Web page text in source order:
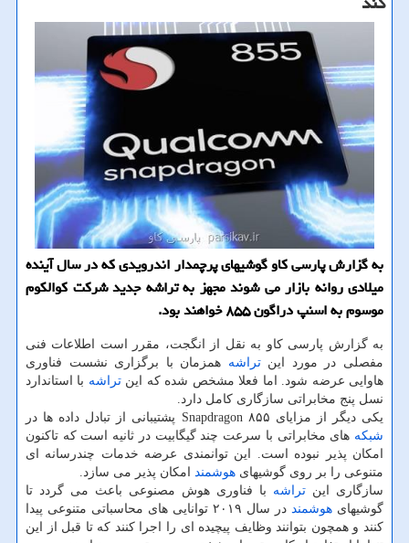
به گزارش پارسی كاو گوشیهای پرچمدار اندرویدی كه در سال آینده
میلادی روانه بازار می شوند مجهز به تراشه جدید شركت كوالكوم
موسوم به اسنپ دراگون ۸۵۵ خواهند بود.
به گزارش پارسی كاو به نقل از انگجت، مقرر است اطلاعات فنی
مفصلی در مورد اینتراشه همزمان با برگزاری نشست فناوری
هاوایی عرضه شود. اما فعلا مشخص شده كه اینتراشه با استاندارد
نسل پنج مخابراتی سازگاری كامل دارد.
یكی دیگر از مزایای Snapdragon ۸۵۵ پشتیبانی از تبادل داده ها در
شبكه های مخابراتی با سرعت چند گیگابیت در ثانیه است كه تاكنون
امكان پذیر نبوده است. این توانمندی عرضه خدمات چندرسانه ای
متنوعی را بر روی گوشیهای هوشمند امكان پذیر می سازد.
سازگاری این تراشه با فناوری هوش مصنوعی باعث می گردد تا
گوشیهای هوشمند
در سال ۲۰۱۹ توانایی های محاسباتی متنوعی پیدا
كنند و همچون بتوانند وظایف پیچیده ای را اجرا كنند كه تا قبل از این